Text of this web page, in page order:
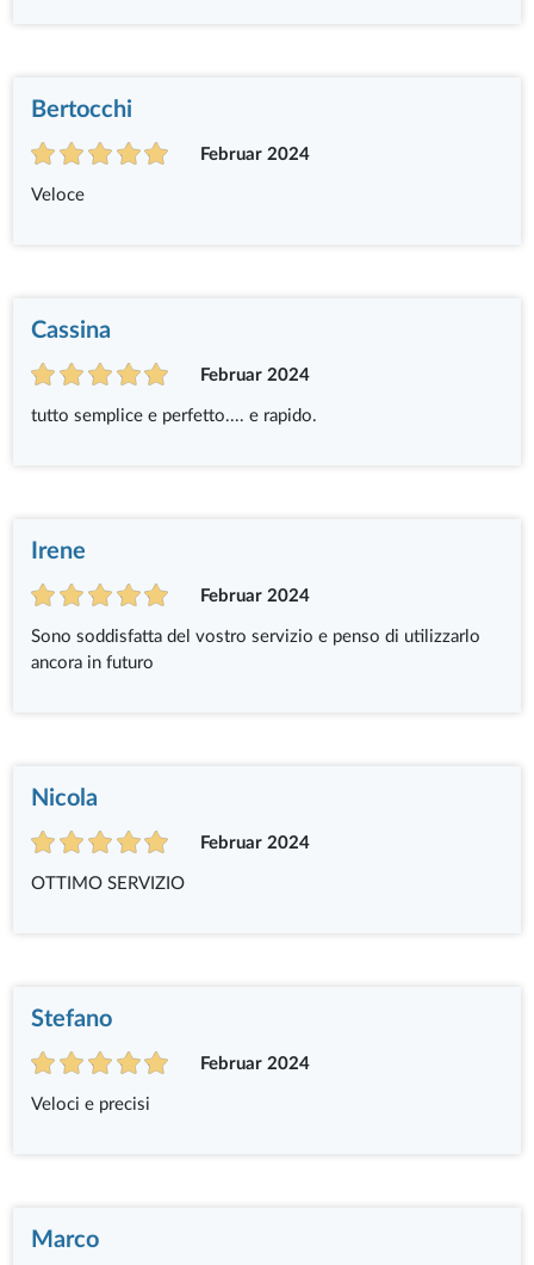
Bertocchi
Februar 2024
Veloce
Cassina
Februar 2024
tutto semplice e perfetto.... e rapido.
Irene
Februar 2024
Sono soddisfatta del vostro servizio e penso di utilizzarlo
ancora in futuro
Nicola
Februar 2024
OTTIMO SERVIZIO
Stefano
Februar 2024
Veloci e precisi
Marco